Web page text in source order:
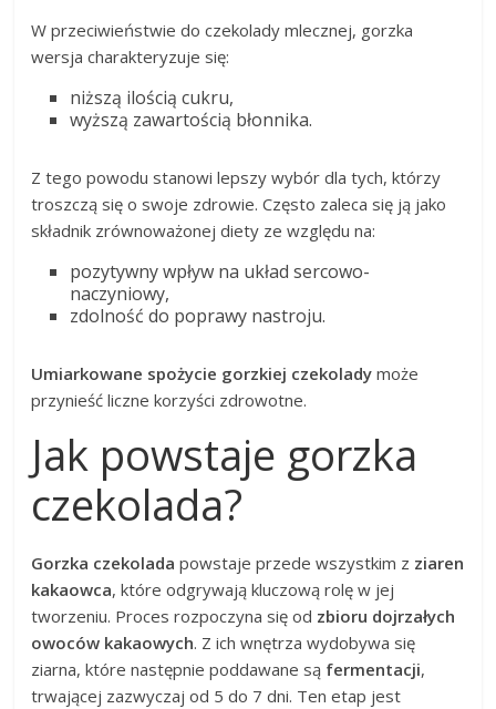
W przeciwieństwie do czekolady mlecznej, gorzka
wersja charakteryzuje się:
niższą ilością cukru,
wyższą zawartością błonnika.
Z tego powodu stanowi lepszy wybór dla tych, którzy
troszczą się o swoje zdrowie. Często zaleca się ją jako
składnik zrównoważonej diety ze względu na:
pozytywny wpływ na układ sercowo-
naczyniowy,
zdolność do poprawy nastroju.
Umiarkowane spożycie gorzkiej czekolady może
przynieść liczne korzyści zdrowotne.
Jak powstaje gorzka
czekolada?
Gorzka czekolada powstaje przede wszystkim z ziaren
kakaowca, które odgrywają kluczową rolę w jej
tworzeniu. Proces rozpoczyna się od zbioru dojrzałych
owoców kakaowych. Z ich wnętrza wydobywa się
ziarna, które następnie poddawane są fermentacji,
trwającej zazwyczaj od 5 do 7 dni. Ten etap jest